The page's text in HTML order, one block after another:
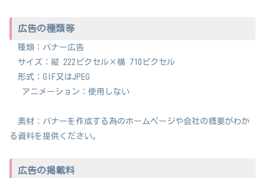
広告の種類等
種類：バナー広告
サイズ：縦 222ピクセル×横 710ピクセル
形式：GIF又はJPEG
アニメーション：使用しない
素材：バナーを作成する為のホームページや会社の概要がわか
る資料を提供ください。
広告の掲載料